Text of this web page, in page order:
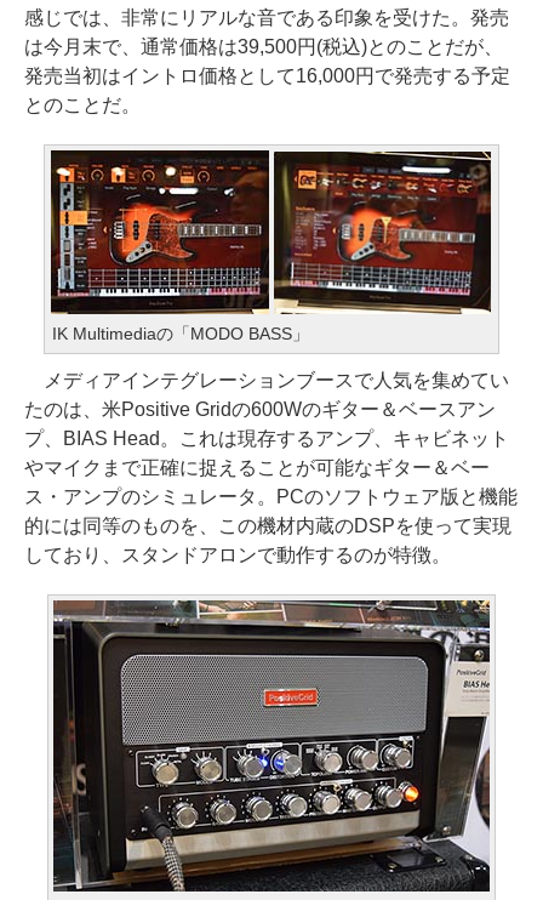
感じでは、非常にリアルな音である印象を受けた。発売
は今月末で、通常価格は39,500円(税込)とのことだが、
発売当初はイントロ価格として16,000円で発売する予定
とのことだ。
IK Multimediaの「MODO BASS」
メディアインテグレーションブースで人気を集めてい
たのは、米Positive Gridの600Wのギター＆ベースアン
プ、BIAS Head。これは現存するアンプ、キャビネット
やマイクまで正確に捉えることが可能なギター＆ベー
ス・アンプのシミュレータ。PCのソフトウェア版と機能
的には同等のものを、この機材内蔵のDSPを使って実現
しており、スタンドアロンで動作するのが特徴。